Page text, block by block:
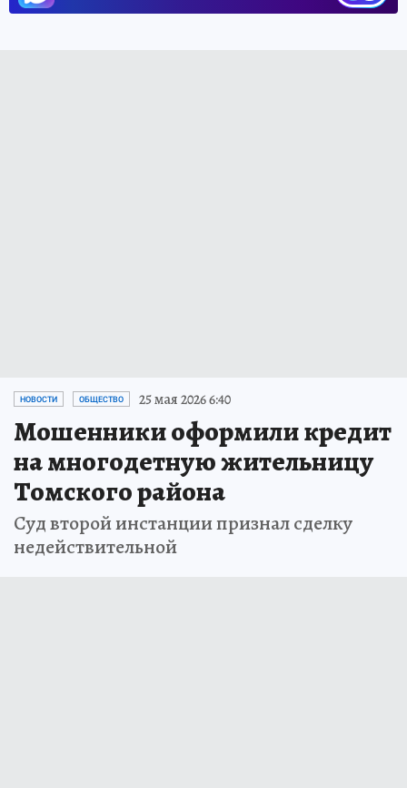
НОВОСТИ ОБЩЕСТВО 25 мая 2026 6:40
Мошенники оформили кредит
на многодетную жительницу
Томского района
Суд второй инстанции признал сделку
недействительной